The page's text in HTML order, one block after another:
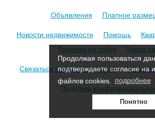
Продолжая пользоваться
подтверждаете согласие на
файлов cookies.
подробнее
Понятно
Объявления
Платное
Новости недвижимости
Помощь
Реклама на сайте
Карта
Связаться с администрацией
Политика